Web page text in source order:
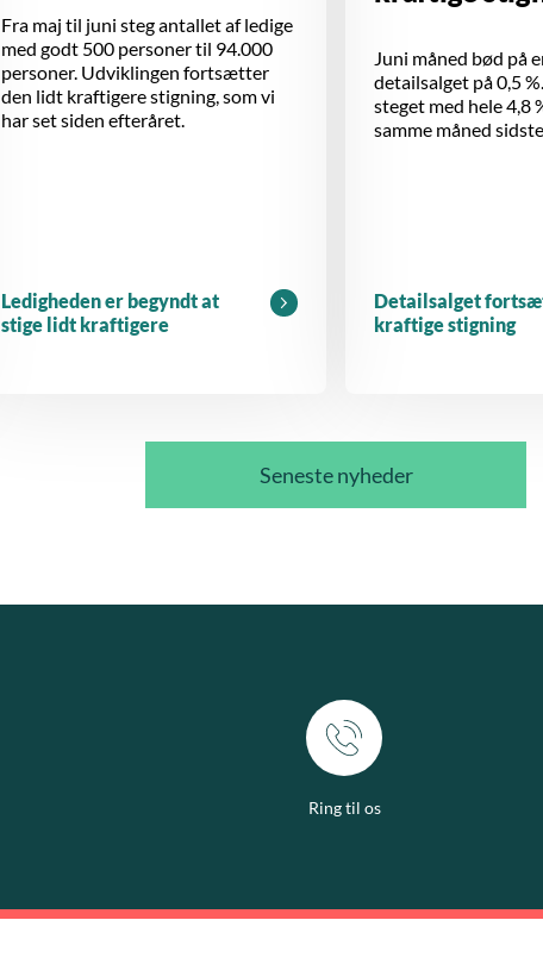
Fra maj til juni steg antallet af ledige
med godt 500 personer til 94.000
personer. Udviklingen fortsætter
den lidt kraftigere stigning, som vi
har set siden efteråret.
Ledigheden er begyndt at
stige lidt kraftigere
Juni måned bød på
detailsalget på 0,5
steget med hele 4,8
samme måned
Detailsalget
kraftige stigning
Seneste nyheder
Ring til os